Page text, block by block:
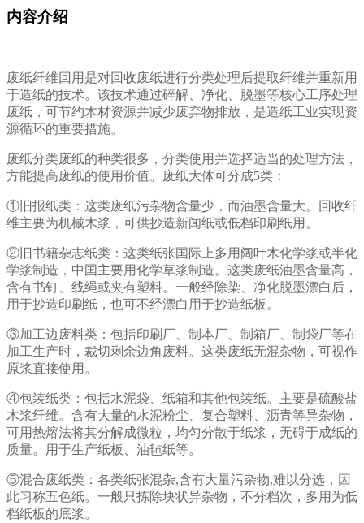
内容介绍
废纸纤维回用是对回收废纸进行分类处理后提取纤维并重新用
于造纸的技术。该技术通过碎解、净化、脱墨等核心工序处理
废纸，可节约木材资源并减少废弃物排放，是造纸工业实现资
源循环的重要措施。
废纸分类废纸的种类很多，分类使用并选择适当的处理方法，
方能提高废纸的使用价值。废纸大体可分成5类：
①旧报纸类：这类废纸污杂物含量少，而油墨含量大。回收纤
维主要为机械木浆，可供抄造新闻纸或低档印刷纸用。
②旧书籍杂志纸类：这类纸张国际上多用阔叶木化学浆或半化
学浆制造，中国主要用化学草浆制造。这类废纸油墨含量高，
含有书钉、线绳或夹有塑料。一般经除染、净化脱墨漂白后，
用于抄造印刷纸，也可不经漂白用于抄造纸板。
③加工边废料类：包括印刷厂、制本厂、制箱厂、制袋厂等在
加工生产时，裁切剩余边角废料。这类废纸无混杂物，可视作
原浆直接使用。
④包装纸类：包括水泥袋、纸箱和其他包装纸。主要是硫酸盐
木浆纤维。含有大量的水泥粉尘、复合塑料、沥青等异杂物，
可用热熔法将其分解成微粒，均匀分散于纸浆，无碍于成纸的
质量。用于生产纸板、油毡纸等。
⑤混合废纸类：各类纸张混杂,含有大量污杂物,难以分选，因
此习称五色纸。一般只拣除块状异杂物，不分档次，多用为低
档纸板的底浆。